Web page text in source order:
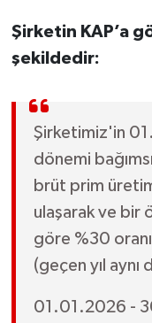
Şirketin KAP’a
şekildedir:
Şirketimiz'in
dönemi
brüt prim
ulaşarak ve bir
göre %30
(geçen yıl
01.01.2026 -